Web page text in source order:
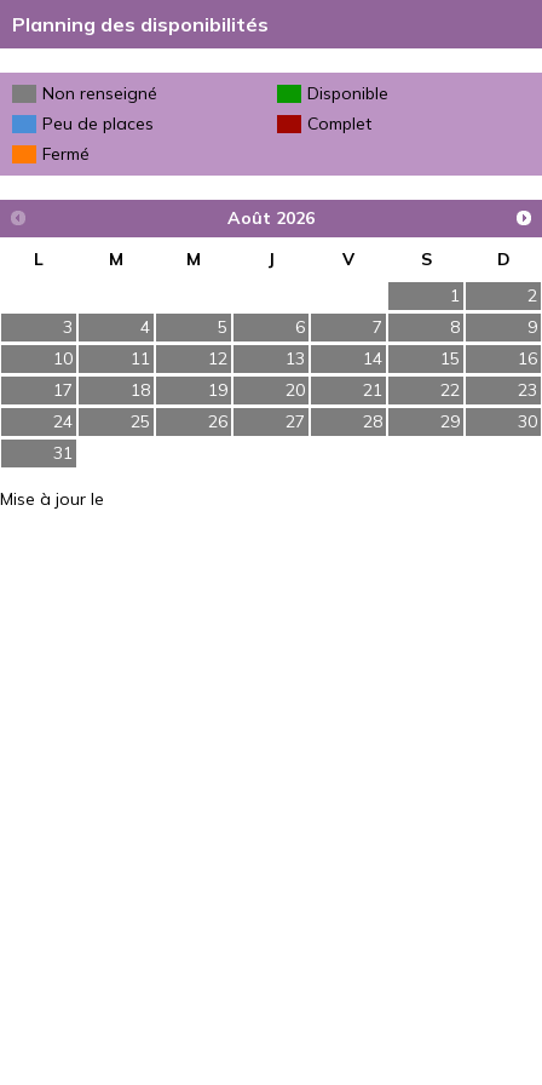
Planning des disponibilités
Non renseigné
Disponible
Peu de places
Complet
Fermé
Août 2026
L
M M J V S
D
1
2
3
4 5 6 7 8
9
10
11 12 13 14 15
16
17
18 19 20 21 22
23
24
25 26 27 28 29
30
31
Mise à jour le